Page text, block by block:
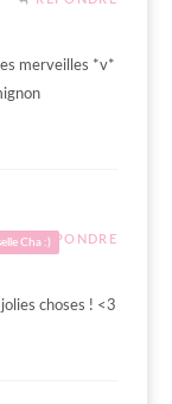
merveilles *v*
Cha :)RÉPONDRE
choses ! <3